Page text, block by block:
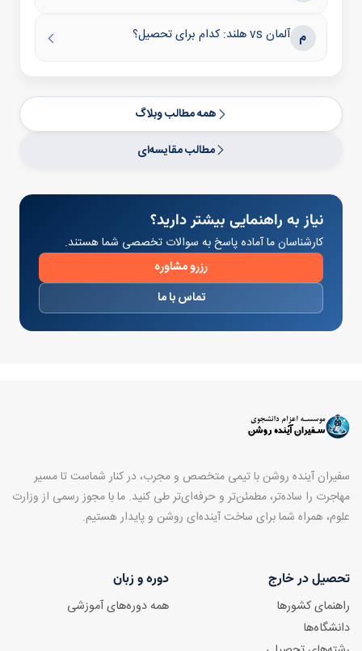
م آلمان vs هلند: کدام برای تحصیل؟
همه مطالب وبلاگ
مطالب مقایسه‌ای
نیاز به راهنمایی بیشتر دارید؟
کارشناسان ما آماده پاسخ به سوالات تخصصی شما هستند.
رزرو مشاوره
تماس با ما
سفیران آینده روشن با تیمی متخصص و مجرب، در کنار شماست تا مسیر
مهاجرت را ساده‌تر، مطمئن‌تر و حرفه‌ای‌تر طی کنید. ما با مجوز رسمی از وزارت
علوم، همراه شما برای ساخت آینده‌ای روشن و پایدار هستیم.
تحصیل در خارج
راهنمای کشورها
دانشگاه‌ها
دوره و زبان
همه دوره‌های آموزشی